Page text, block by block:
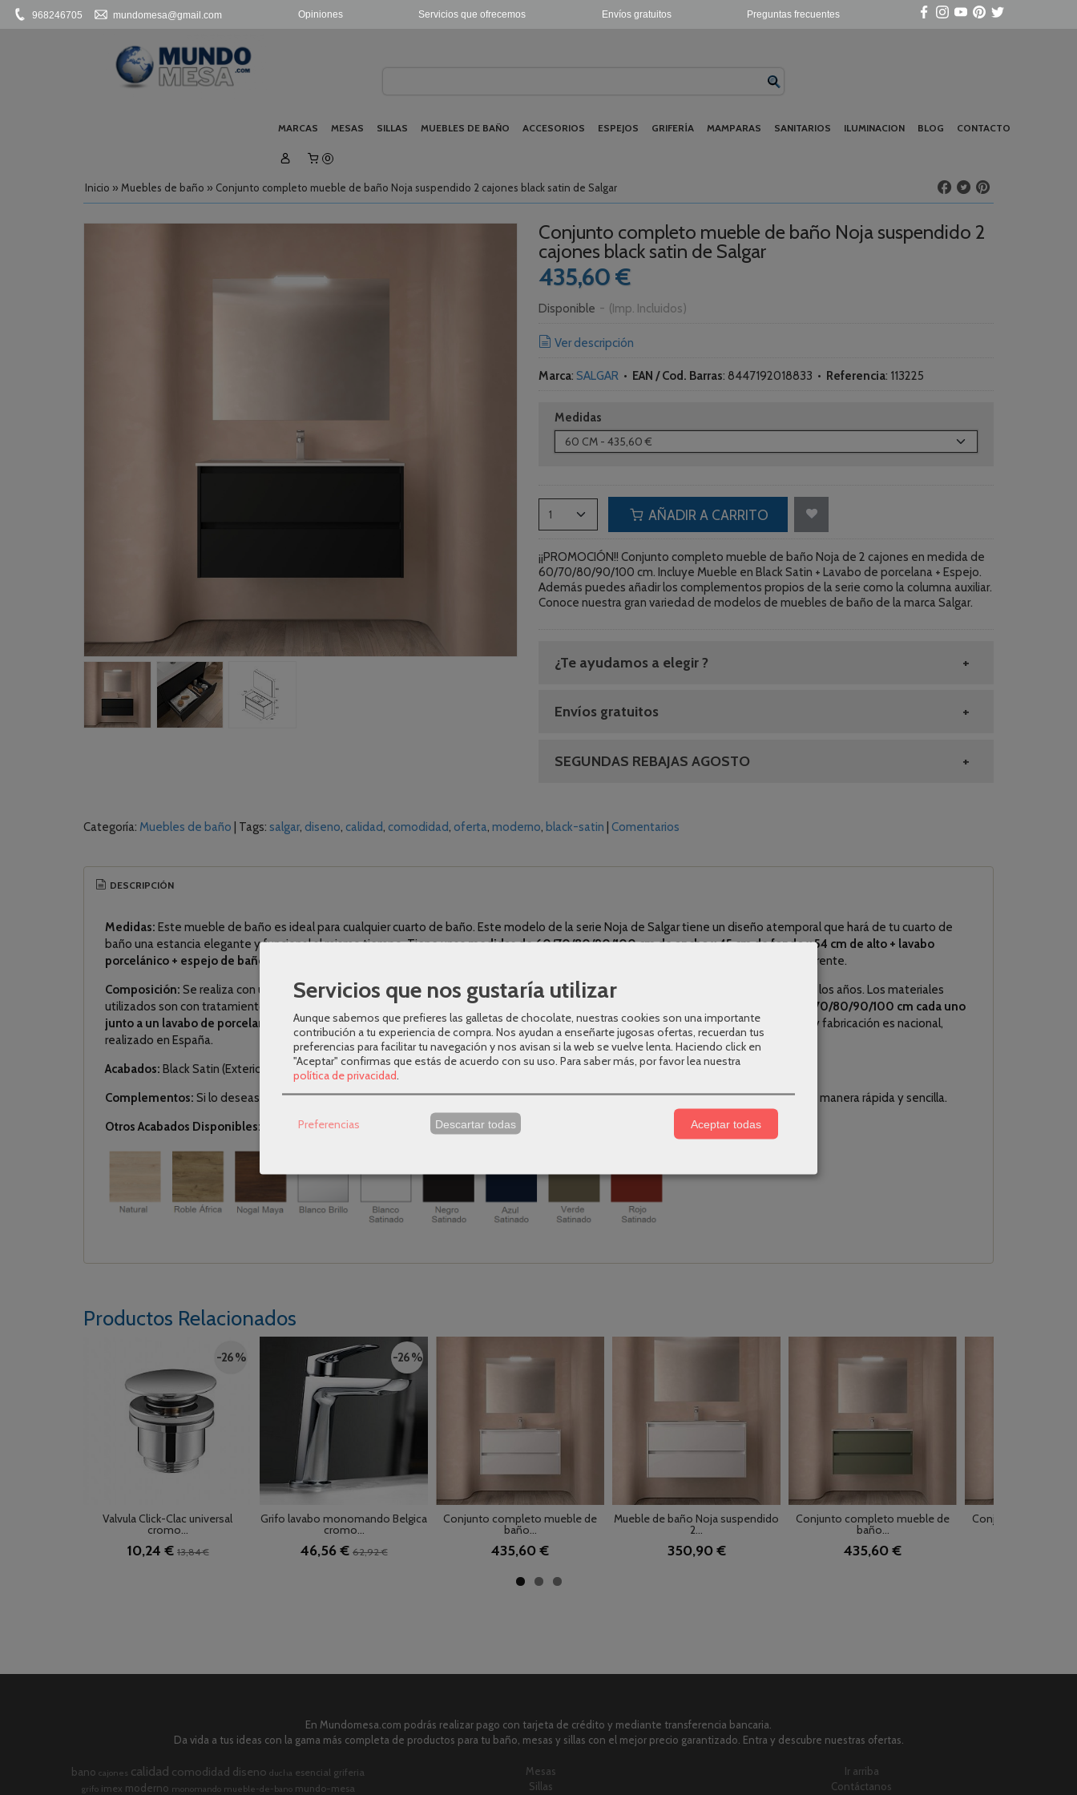
Preguntas frecuentes
Envíos gratuitos
Servicios que ofrecemos
Opiniones
968246705 mundomesa@gmail.com
MARCAS MESAS SILLAS MUEBLES DE BAÑO ACCESORIOS ESPEJOS GRIFERÍA MAMPARAS SANITARIOS ILUMINACION BLOG CONTACTO
0
Inicio » Muebles de baño » Conjunto completo mueble de baño Noja suspendido 2 cajones black satin de Salgar
Conjunto completo mueble de baño Noja suspendido 2
cajones black satin de Salgar
435,60 €
Disponible - (Imp. Incluidos)
Ver descripción
Marca: SALGAR • EAN / Cod. Barras: 8447192018833 • Referencia: 113225
Medidas
AÑADIR A CARRITO
¡¡PROMOCIÓN!! Conjunto completo mueble de baño Noja de 2 cajones en medida de
60/70/80/90/100 cm. Incluye Mueble en Black Satin + Lavabo de porcelana + Espejo.
Además puedes añadir los complementos propios de la serie como la columna auxiliar.
Conoce nuestra gran variedad de modelos de muebles de baño de la marca Salgar.
¿Te ayudamos a elegir ?
Envíos gratuitos
SEGUNDAS REBAJAS AGOSTO
Categoría: Muebles de baño Tags: salgar diseno calidad comodidad oferta moderno black-satin Comentarios
DESCRIPCIÓN
Medidas: Este mueble de baño es ideal para cualquier cuarto de baño. Este modelo de la serie Noja de Salgar tiene un diseño atemporal que hará de tu cuarto de
baño una estancia elegante y funcional al mismo tiempo. Tiene unasmedidas de 60/70/80/90/100 cm de ancho x 45 cm de fondo x 54 cm de alto + lavabo
porcelánico + espejo de baño.
La instalación es suspendida con agarres de alta resistencia con regulaciones independientes desde el frente.
Composición: Se realiza con una estructura y unos frentes en un tablero de 16 mm de una calidad muy alta para que resista a lo largo de los años. Los materiales
utilizados son con tratamiento antibacteriano. Está
compuesto por 2 cajones
1 módulo de 60/70/80/90/100 cm cada uno
junto a un lavabo de porcelana + espejo liso.Los cajones tienen guías ocultas con cierre amortiguado y regulación de altura. Su diseño y fabricación es nacional,
realizado en España.
Acabados: Black Satin (Exterior) y Onix (Interior).
Complementos: Si lo deseas, puedes añadir uno de nuestrosauxiliares de bañoygrifos para lavabopara complementar tu baño de una manera rápida y sencilla.
Otros Acabados Disponibles:
pincha aquí para ver la serie Noja completa en todos los acabados disponibles.
Productos Relacionados
-26 %
Valvula Click-Clac universal
cromo...
10,24 € 13,84 €
-26 %
Grifo lavabo monomando Belgica
cromo...
46,56 € 62,92 €
Conjunto completo mueble de
baño...
435,60 €
Mueble de baño Noja suspendido
2...
350,90 €
Conjunto completo mueble de
baño...
435,60 €
Conjunto completo
En Mundomesa.com podrás realizar pago con tarjeta de crédito y mediante transferencia bancaria.
Da vida a tus ideas con la gama más completa de productos para tu baño, mesas y sillas con el mejor precio garantizado. Entra y descubre nuestras ofertas.
bano cajones calidad comodidad diseno ducha esencial griferia
grifo imex moderno monomando mueble-de-bano mundo-mesa
Mesas
Sillas
Ir arriba
Contáctanos
Servicios que nos gustaría utilizar
Aunque sabemos que prefieres las galletas de chocolate, nuestras cookies son una importante
contribución a tu experiencia de compra. Nos ayudan a enseñarte jugosas ofertas, recuerdan tus
preferencias para facilitar tu navegación y nos avisan si la web se vuelve lenta. Haciendo click en
"Aceptar" confirmas que estás de acuerdo con su uso. Para saber más, por favor lea nuestra
política de privacidad.
Preferencias Descartar todas Aceptar todas